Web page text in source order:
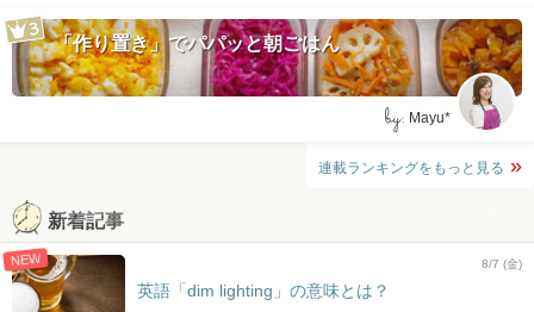
「作り置き」でパパッと朝ごはん
by: Mayu*
連載ランキングをもっと見る
新着記事
NEW 8/7 (金)
英語「dim lighting」の意味とは？